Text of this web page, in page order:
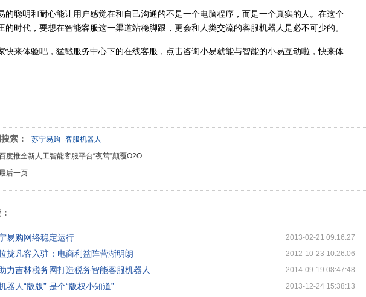
聪明和耐心能让用户感觉在和自己沟通的不是一个电脑程序，而是一个真实的人。在这个
的时代，要想在智能客服这一渠道站稳脚跟，更会和人类交流的客服机器人是必不可少的。
来体验吧，猛戳服务中心下的在线客服，点击咨询小易就能与智能的小易互动啦，快来体
索： 苏宁易购 客服机器人
度推全新人工智能客服平台“夜莺”颠覆O2O
后一页
易购网络稳定运行 2013-02-21 09:16:27
拢凡客入驻：电商利益阵营渐明朗 2012-10-23 10:26:06
力吉林税务网打造税务智能客服机器人 2014-09-19 08:47:48
器人“版版” 是个“版权小知道” 2013-12-24 15:38:13